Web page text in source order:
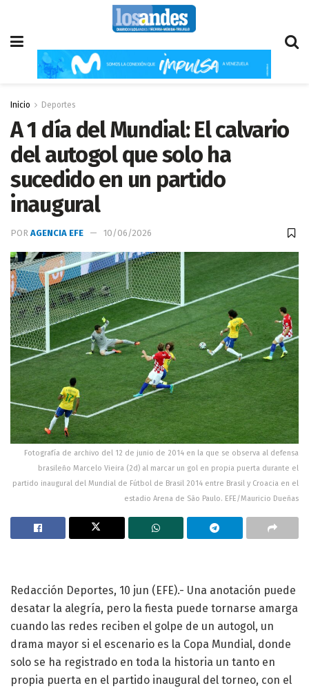
Inicio Deportes
A 1 día del Mundial: El calvario
del autogol que solo ha
sucedido en un partido
inaugural
POR AGENCIA EFE 10/06/2026
Fotografía de archivo del 12 de junio de 2014 en la que se observa al defensa
brasileño Marcelo Vieira (2d) al marcar un gol en propia puerta durante el
partido inaugural del Mundial de Fútbol de Brasil 2014 entre Brasil y Croacia en el
estadio Arena de São Paulo. EFE/Mauricio Dueñas
Redacción Deportes, 10 jun (EFE).- Una anotación puede
desatar la alegría, pero la fiesta puede tornarse amarga
cuando las redes reciben el golpe de un autogol, un
drama mayor si el escenario es la Copa Mundial, donde
solo se ha registrado en toda la historia un tanto en
propia puerta en el partido inaugural del torneo, con el